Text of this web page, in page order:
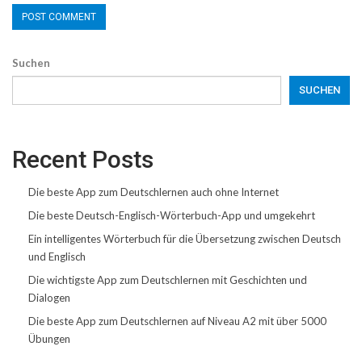
Suchen
SUCHEN
Recent Posts
Die beste App zum Deutschlernen auch ohne Internet
Die beste Deutsch-Englisch-Wörterbuch-App und umgekehrt
Ein intelligentes Wörterbuch für die Übersetzung zwischen Deutsch
und Englisch
Die wichtigste App zum Deutschlernen mit Geschichten und
Dialogen
Die beste App zum Deutschlernen auf Niveau A2 mit über 5000
Übungen